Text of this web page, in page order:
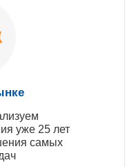
уже 25 лет
самых